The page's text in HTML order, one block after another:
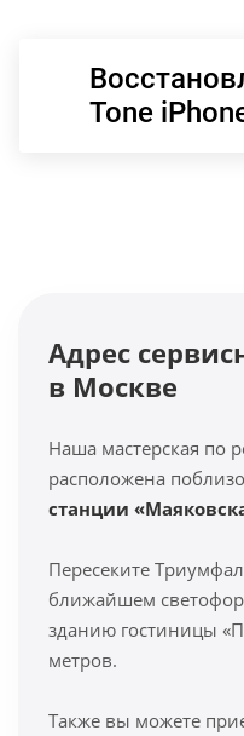
Tone
Адрес
в Москве
Наша мастерская по
расположена
станции
Пересеките
ближайшем
зданию гостиницы
метров.
Также вы можете